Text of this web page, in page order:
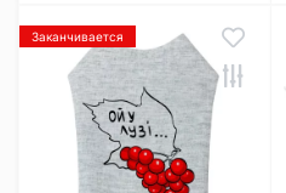
Заканчивается